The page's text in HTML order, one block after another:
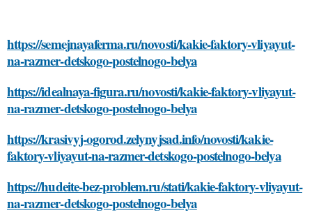
https://semejnayaferma.ru/novosti/kakie-faktory-vliyayut-
na-razmer-detskogo-postelnogo-belya
https://idealnaya-figura.ru/novosti/kakie-faktory-vliyayut-
na-razmer-detskogo-postelnogo-belya
https://krasivyj-ogorod.zelynyjsad.info/novosti/kakie-
faktory-vliyayut-na-razmer-detskogo-postelnogo-belya
https://hudeite-bez-problem.ru/stati/kakie-faktory-vliyayut-
na-razmer-detskogo-postelnogo-belya